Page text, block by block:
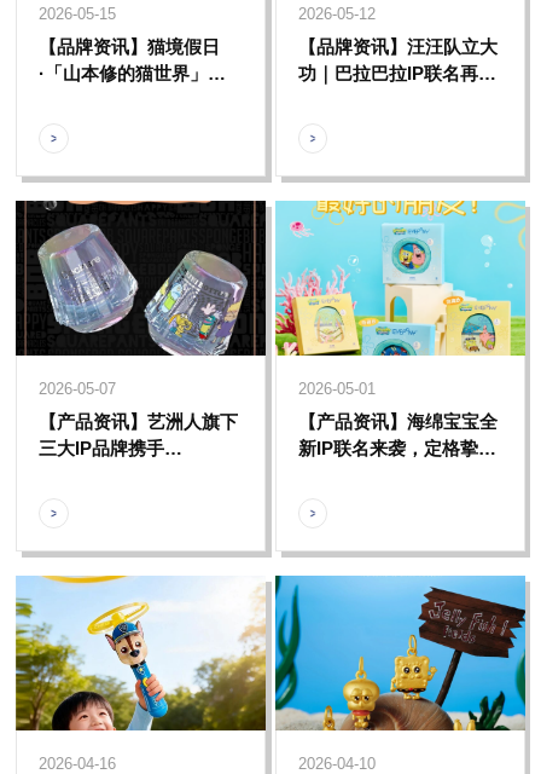
2026-05-15
【品牌资讯】猫境假日
·「山本修的猫世界」全
袭
2026-05-12
【品牌资讯】汪汪队立大
功｜巴拉巴拉IP联名再升
场景
2026-05-07
【产品资讯】艺洲人旗下
三大IP品牌携手
咖啡日常
2026-05-01
【产品资讯】海绵宝宝全
新IP联名来袭，定格挚友
愈时刻
2026-04-16 2026-04-10